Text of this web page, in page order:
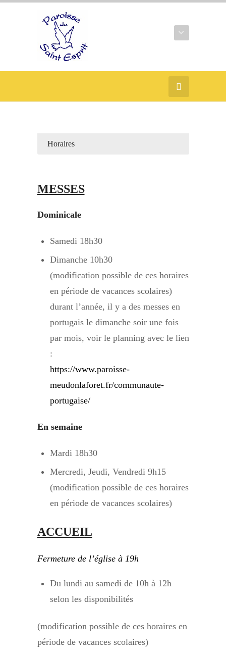
Horaires
MESSES
Dominicale
Samedi 18h30
Dimanche 10h30
(modification possible de ces horaires
en période de vacances scolaires)
durant l’année, il y a des messes en
portugais le dimanche soir une fois
par mois, voir le planning avec le lien
:
https://www.paroisse-
meudonlaforet.fr/communaute-
portugaise/
En semaine
Mardi 18h30
Mercredi, Jeudi, Vendredi 9h15
(modification possible de ces horaires
en période de vacances scolaires)
ACCUEIL
Fermeture de l’église à 19h
Du lundi au samedi de 10h à 12h
selon les disponibilités
(modification possible de ces horaires en
période de vacances scolaires)